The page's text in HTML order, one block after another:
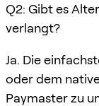
Q2: Gibt es
verlangt?
Ja. Die
oder dem
Paymaster zu